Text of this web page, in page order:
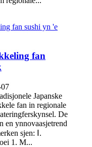
fan
Japanske
fan in regionale
De
en ynnovaasjetrend
sjen: Ⅰ.
1. M...